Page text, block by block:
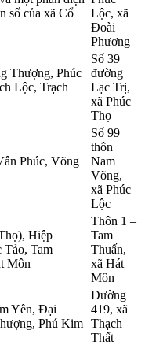
số của xã Cổ
Lộc, xã
Đoài
Phương
Thượng, Phúc
Lộc, Trạch
Số 39
đường
Lạc Trị,
xã Phúc
Thọ
Phúc, Võng
Số 99
thôn
Nam
Võng,
xã Phúc
Lộc
Hiệp
Tảo, Tam
Môn
Thôn 1 –
Tam
Thuấn,
xã Hát
Môn
Yên, Đại
Phú Kim
Đường
419, xã
Thạch
Thất